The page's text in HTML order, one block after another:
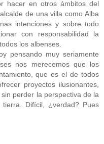
hacer en otros ámbitos del
de una villa como Alba
intenciones y sobre todo
con responsabilidad la
los albenses.
pensando muy seriamente
nos merecemos que los
que es el de todos
proyectos ilusionantes,
perder la perspectiva de la
Difícil, ¿verdad? Pues